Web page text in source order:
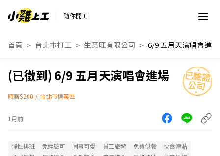
隨你開工
首頁 台北市打工 生意旺有限公司 6/9 五月天演唱會進場
6/9 五月天演唱會進場
時薪$200 / 台北市信義區
1月前
彈性排班 免經驗可 同事可愛 員工旅遊 免費供餐
伙食津貼